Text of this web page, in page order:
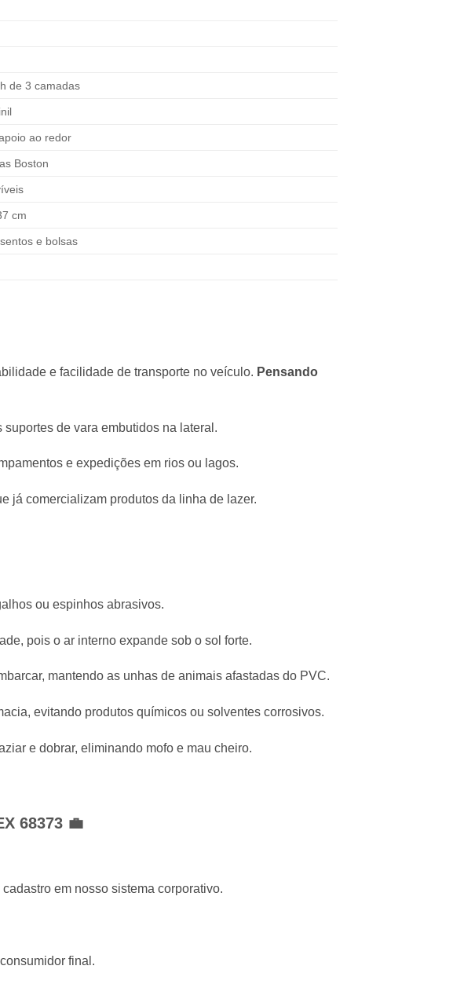
de 3 camadas
ao redor
Boston
cm
e bolsas
e facilidade de transporte no veículo. Pensando
de vara embutidos na lateral.
e expedições em rios ou lagos.
já comercializam produtos da linha de lazer.
ou espinhos abrasivos.
pois o ar interno expande sob o sol forte.
mantendo as unhas de animais afastadas do PVC.
evitando produtos químicos ou solventes corrosivos.
e dobrar, eliminando mofo e mau cheiro.
68373 💼
em nosso sistema corporativo.
final.